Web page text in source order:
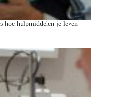
hoe hulpmiddelen je leven